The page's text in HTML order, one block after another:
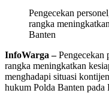
Pengecekan
rangka
Banten
InfoWarga –Pengecekan
rangka meningkatkan
menghadapi situasi
hukum Polda Banten pada